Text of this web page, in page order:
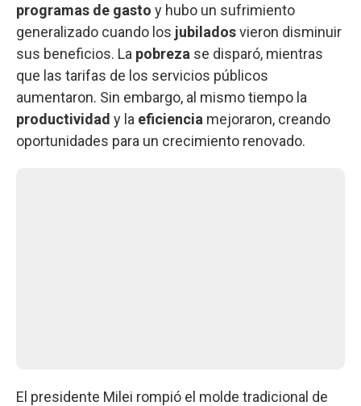
programas de gasto y hubo un sufrimiento
generalizado cuando los jubiladosvieron disminuir
sus beneficios. La pobreza se disparó, mientras
que las tarifas de los servicios públicos
aumentaron. Sin embargo, al mismo tiempo la
productividad y la eficiencia mejoraron, creando
oportunidades para un crecimiento renovado.
El presidente Milei rompió el molde tradicional de